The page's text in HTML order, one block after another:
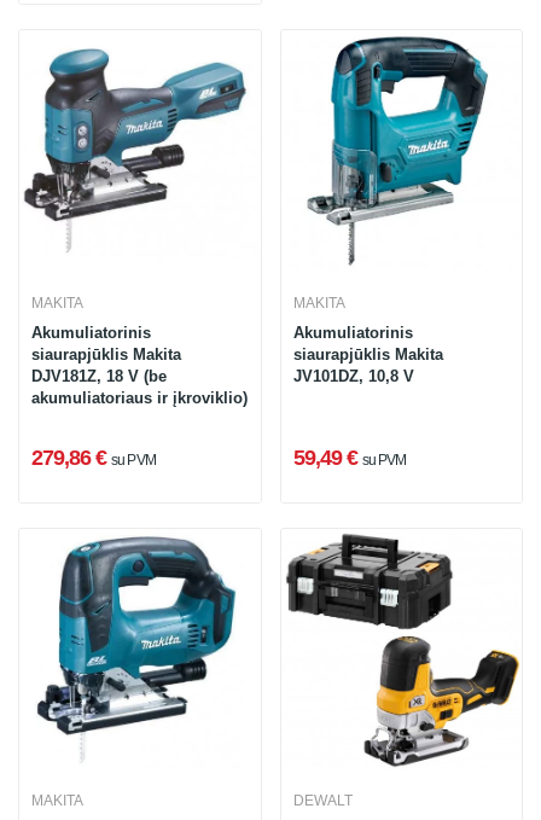
MAKITA
Akumuliatorinis
siaurapjūklis Makita
DJV181Z, 18 V (be
akumuliatoriaus ir įkroviklio)
279,86 € su PVM
MAKITA
Akumuliatorinis
siaurapjūklis Makita
JV101DZ, 10,8 V
59,49 € su PVM
MAKITA DEWALT